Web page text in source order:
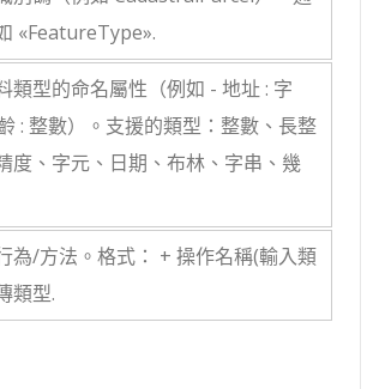
«FeatureType».
類型的命名屬性（例如 - 地址 : 字
: 整數）。支援的類型：整數、長整
度、字元、日期、布林、字串、幾
為/方法。格式： + 操作名稱(輸入類
類型.